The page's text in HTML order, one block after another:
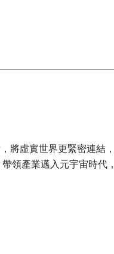
將虛實世界更緊密連結
領產業邁入元宇宙時